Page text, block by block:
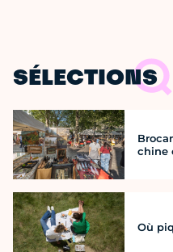
SÉLECTIONS
chine
Où